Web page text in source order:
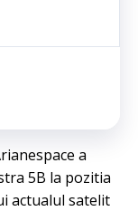
a
5B la pozitia
actualul satelit